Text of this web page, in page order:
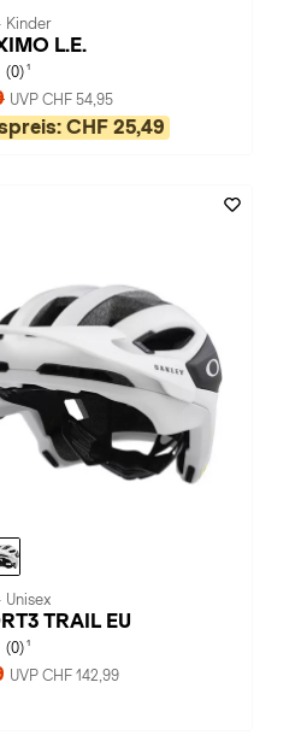
Kinder
L.E.
(0) 1
UVP CHF 54,95
CHF 25,49
Unisex
TRAIL EU
(0) 1
UVP CHF 142,99